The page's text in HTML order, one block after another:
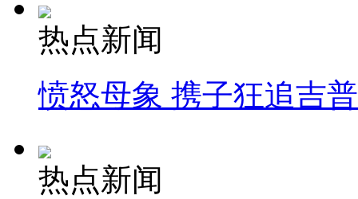
热点新闻
愤怒母象 携子狂追吉
热点新闻